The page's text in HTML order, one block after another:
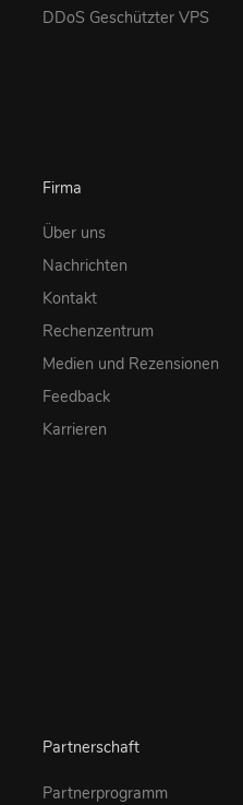
DDoS Geschützter VPS
Firma
Über uns
Nachrichten
Kontakt
Rechenzentrum
Medien und Rezensionen
Feedback
Karrieren
Partnerschaft
Partnerprogramm